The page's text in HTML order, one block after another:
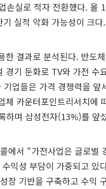
손실로 적자 전환했다. 올
실적 악화 가능성이 크다.
한 결과로 분석된다. 반도
경기 둔화로 TV와 가전 수
업들은 가격 경쟁력을 앞
체 카운터포인트리서치에
하며 삼성전자(13%)를 앞
에서 “가전사업은 글로벌
익성 부담이 가중되고 있
장 기반을 구축하고 수익